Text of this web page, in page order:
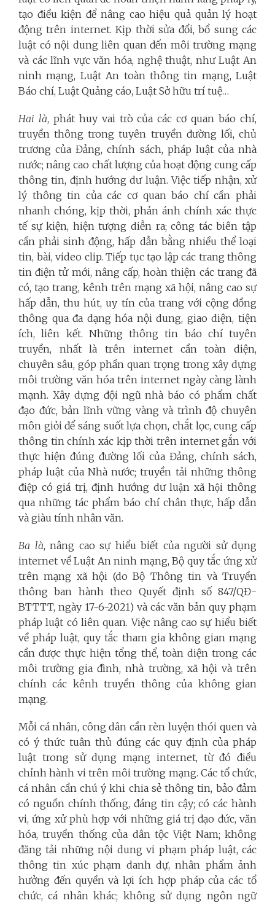
tạo điều kiện để nâng cao hiệu quả quản lý hoạt
động trên internet. Kịp thời sửa đổi, bổ sung các
luật có nội dung liên quan đến môi trường mạng
và các lĩnh vực văn hóa, nghệ thuật, như Luật An
ninh mạng, Luật An toàn thông tin mạng, Luật
Báo chí, Luật Quảng cáo, Luật Sở hữu trí tuệ…
Hai là, phát huy vai trò của các cơ quan báo chí,
truyền thông trong tuyên truyền đường lối, chủ
trương của Đảng, chính sách, pháp luật của nhà
nước; nâng cao chất lượng của hoạt động cung cấp
thông tin, định hướng dư luận. Việc tiếp nhận, xử
lý thông tin của các cơ quan báo chí cần phải
nhanh chóng, kịp thời, phản ánh chính xác thực
tế sự kiện, hiện tượng diễn ra; công tác biên tập
cần phải sinh động, hấp dẫn bằng nhiều thể loại
tin, bài, video clip. Tiếp tục tạo lập các trang thông
tin điện tử mới, nâng cấp, hoàn thiện các trang đã
có, tạo trang, kênh trên mạng xã hội, nâng cao sự
hấp dẫn, thu hút, uy tín của trang với cộng đồng
thông qua đa dạng hóa nội dung, giao diện, tiện
ích, liên kết. Những thông tin báo chí tuyên
truyền, nhất là trên internet cần toàn diện,
chuyên sâu, góp phần quan trọng trong xây dựng
môi trường văn hóa trên internet ngày càng lành
mạnh. Xây dựng đội ngũ nhà báo có phẩm chất
đạo đức, bản lĩnh vững vàng và trình độ chuyên
môn giỏi để sáng suốt lựa chọn, chắt lọc, cung cấp
thông tin chính xác kịp thời trên internet gắn với
thực hiện đúng đường lối của Đảng, chính sách,
pháp luật của Nhà nước; truyền tải những thông
điệp có giá trị, định hướng dư luận xã hội thông
qua những tác phẩm báo chí chân thực, hấp dẫn
và giàu tính nhân văn.
Ba là, nâng cao sự hiểu biết của người sử dụng
internet về Luật An ninh mạng, Bộ quy tắc ứng xử
trên mạng xã hội (do Bộ Thông tin và Truyền
thông ban hành theo Quyết định số 847/QĐ-
BTTTT, ngày 17-6-2021) và các văn bản quy phạm
pháp luật có liên quan. Việc nâng cao sự hiểu biết
về pháp luật, quy tắc tham gia không gian mạng
cần được thực hiện tổng thể, toàn diện trong các
môi trường gia đình, nhà trường, xã hội và trên
chính các kênh truyền thông của không gian
mạng.
Mỗi cá nhân, công dân cần rèn luyện thói quen và
có ý thức tuân thủ đúng các quy định của pháp
luật trong sử dụng mạng internet, từ đó điều
chỉnh hành vi trên môi trường mạng. Các tổ chức,
cá nhân cần chú ý khi chia sẻ thông tin, bảo đảm
có nguồn chính thống, đáng tin cậy; có các hành
vi, ứng xử phù hợp với những giá trị đạo đức, văn
hóa, truyền thống của dân tộc Việt Nam; không
đăng tải những nội dung vi phạm pháp luật, các
thông tin xúc phạm danh dự, nhân phẩm ảnh
hưởng đến quyền và lợi ích hợp pháp của các tổ
chức, cá nhân khác; không sử dụng ngôn ngữ